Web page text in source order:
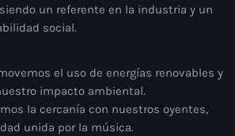
un referente en la industria y un
social.
el uso de energías renovables y
impacto ambiental.
la cercanía con nuestros oyentes,
unida por la música.